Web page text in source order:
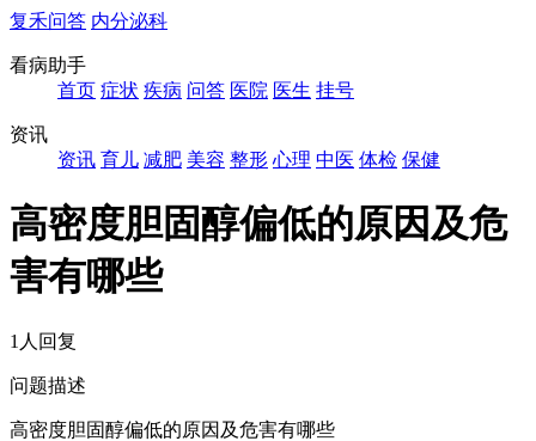
复禾问答 内分泌科
看病助手
首页 症状 疾病 问答 医院 医生 挂号
资讯
资讯 育儿 减肥 美容 整形 心理 中医 体检 保健
高密度胆固醇偏低的原因及危
害有哪些
1人回复
问题描述
高密度胆固醇偏低的原因及危害有哪些